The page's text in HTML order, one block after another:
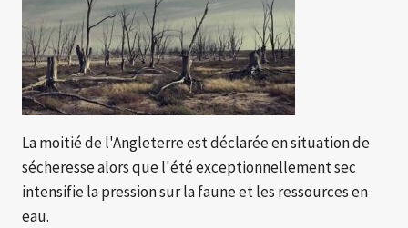
La moitié de l'Angleterre est déclarée en situation de
sécheresse alors que l'été exceptionnellement sec
intensifie la pression sur la faune et les ressources en
eau.